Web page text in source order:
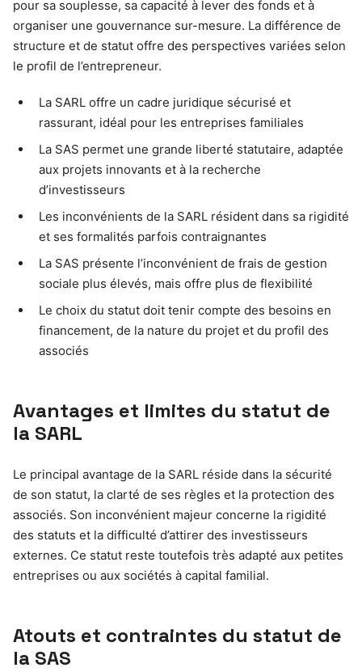
pour sa souplesse, sa capacité à lever des fonds et à
organiser une gouvernance sur-mesure. La différence de
structure et de statut offre des perspectives variées selon
le profil de l’entrepreneur.
La SARL offre un cadre juridique sécurisé et
rassurant, idéal pour les entreprises familiales
La SAS permet une grande liberté statutaire, adaptée
aux projets innovants et à la recherche
d’investisseurs
Les inconvénients de la SARL résident dans sa rigidité
et ses formalités parfois contraignantes
La SAS présente l’inconvénient de frais de gestion
sociale plus élevés, mais offre plus de flexibilité
Le choix du statut doit tenir compte des besoins en
financement, de la nature du projet et du profil des
associés
Avantages et limites du statut de
la SARL
Le principal avantage de la SARL réside dans la sécurité
de son statut, la clarté de ses règles et la protection des
associés. Son inconvénient majeur concerne la rigidité
des statuts et la difficulté d’attirer des investisseurs
externes. Ce statut reste toutefois très adapté aux petites
entreprises ou aux sociétés à capital familial.
Atouts et contraintes du statut de
la SAS